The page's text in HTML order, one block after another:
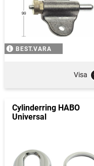
BEST.VARA
Visa
Cylinderring HABO
Universal